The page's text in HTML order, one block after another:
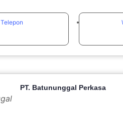
Telepon
PT. Batununggal Perkasa